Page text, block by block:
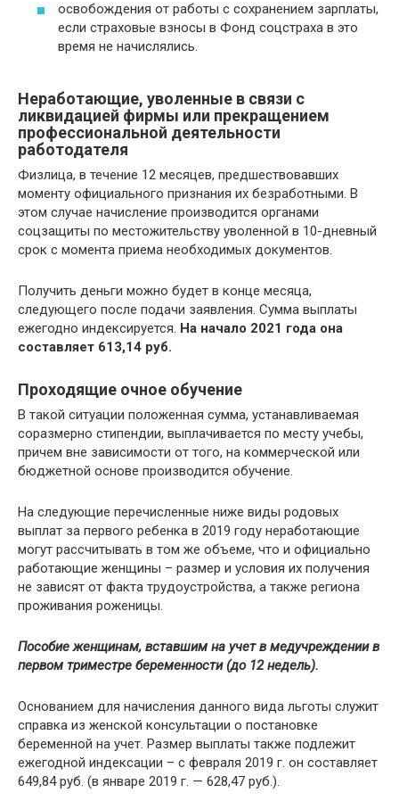
освобождения от работы с сохранением зарплаты,
если страховые взносы в Фонд соцстраха в это
время не начислялись.
Неработающие, уволенные в связи с
ликвидацией фирмы или прекращением
профессиональной деятельности
работодателя
Физлица, в течение 12 месяцев, предшествовавших
моменту официального признания их безработными. В
этом случае начисление производится органами
соцзащиты по местожительству уволенной в 10-дневный
срок с момента приема необходимых документов.
Получить деньги можно будет в конце месяца,
следующего после подачи заявления. Сумма выплаты
ежегодно индексируется. На начало 2021 года она
составляет 613,14 руб.
Проходящие очное обучение
В такой ситуации положенная сумма, устанавливаемая
соразмерно стипендии, выплачивается по месту учебы,
причем вне зависимости от того, на коммерческой или
бюджетной основе производится обучение.
На следующие перечисленные ниже виды родовых
выплат за первого ребенка в 2019 году неработающие
могут рассчитывать в том же объеме, что и официально
работающие женщины – размер и условия их получения
не зависят от факта трудоустройства, а также региона
проживания роженицы.
Пособие женщинам, вставшим на учет в медучреждении в
первом триместре беременности (до 12 недель).
Основанием для начисления данного вида льготы служит
справка из женской консультации о постановке
беременной на учет. Размер выплаты также подлежит
ежегодной индексации – с февраля 2019 г. он составляет
649,84 руб. (в январе 2019 г. — 628,47 руб.).